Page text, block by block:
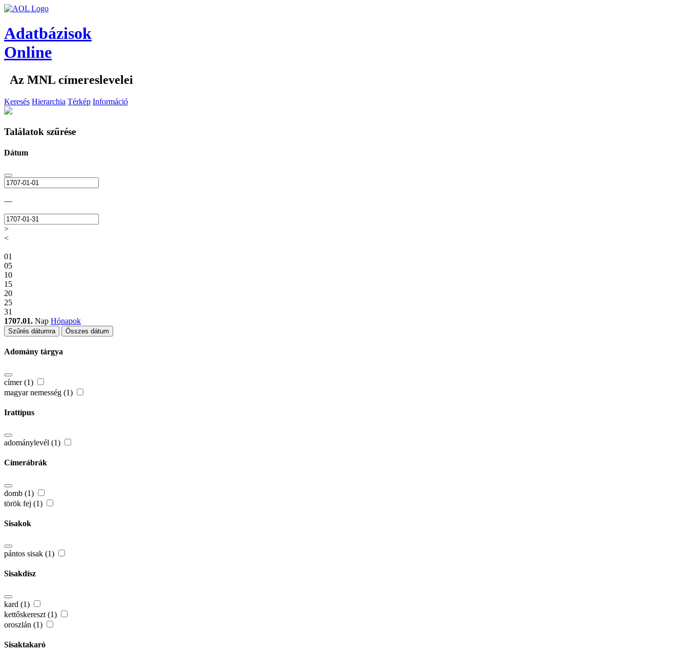
Adatbázisok
Online
Az MNL címereslevelei
Keresés Hierarchia Térkép Információ
Találatok szűrése
Dátum
—
>
<
01
05
10
15
20
25
31
1707.01. Nap Hónapok
Szűrés dátumra Összes dátum
Adomány tárgya
címer (1)
magyar nemesség (1)
Irattípus
adománylevél (1)
Címerábrák
domb (1)
török fej (1)
Sisakok
pántos sisak (1)
Sisakdísz
kard (1)
kettőskereszt (1)
oroszlán (1)
Sisaktakaró